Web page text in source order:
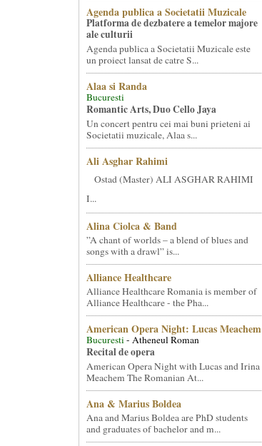
Agenda publica a Societatii Muzicale
Platforma de dezbatere a temelor majore
ale culturii
Agenda publica a Societatii Muzicale este
un proiect lansat de catre S...
Alaa si Randa
Bucuresti
Romantic Arts, Duo Cello Jaya
Un concert pentru cei mai buni prieteni ai
Societatii muzicale, Alaa s...
Ali Asghar Rahimi
Ostad (Master) ALI ASGHAR RAHIMI
I...
Alina Ciolca & Band
”A chant of worlds – a blend of blues and
songs with a drawl” is...
Alliance Healthcare
Alliance Healthcare Romania is member of
Alliance Healthcare - the Pha...
American Opera Night: Lucas Meachem
Bucuresti- Atheneul Roman
Recital de opera
American Opera Night with Lucas and Irina
Meachem The Romanian At...
Ana & Marius Boldea
Ana and Marius Boldea are PhD students
and graduates of bachelor and m...